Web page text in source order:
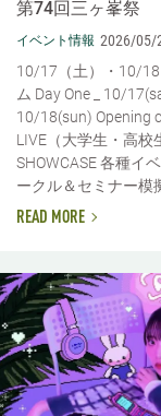
第74回三ヶ峯祭
イベント情報 2026/05/
10/17（土）・10/18
ム Day One _ 10/
10/18(sun) Opening
LIVE（大学生・高校
SHOWCASE 各種イ
ークル＆セミナー模
READ MORE